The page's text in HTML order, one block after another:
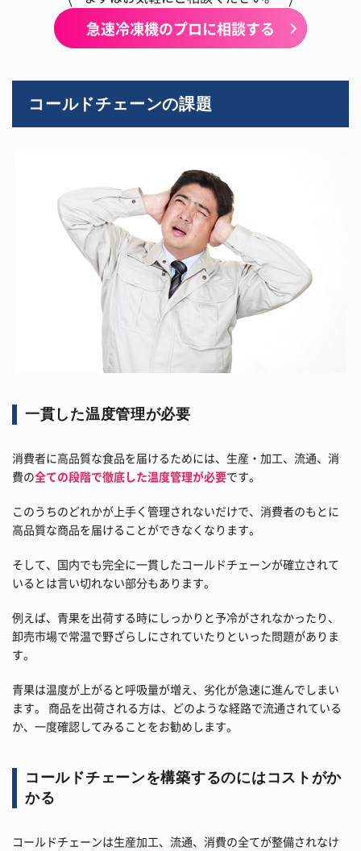
急速冷凍機のプロに相談する
コールドチェーンの課題
一貫した温度管理が必要
消費者に高品質な食品を届けるためには、生産・加工、流通、消
費の全ての段階で徹底した温度管理が必要です。
このうちのどれかが上手く管理されないだけで、消費者のもとに
高品質な商品を届けることができなくなります。
そして、国内でも完全に一貫したコールドチェーンが確立されて
いるとは言い切れない部分もあります。
例えば、青果を出荷する時にしっかりと予冷がされなかったり、
卸売市場で常温で野ざらしにされていたりといった問題がありま
す。
青果は温度が上がると呼吸量が増え、劣化が急速に進んでしまい
ます。 商品を出荷される方は、どのような経路で流通されている
か、一度確認してみることをお勧めします。
コールドチェーンを構築するのにはコストがか
かる
コールドチェーンは生産加工、流通、消費の全てが整備されなけ